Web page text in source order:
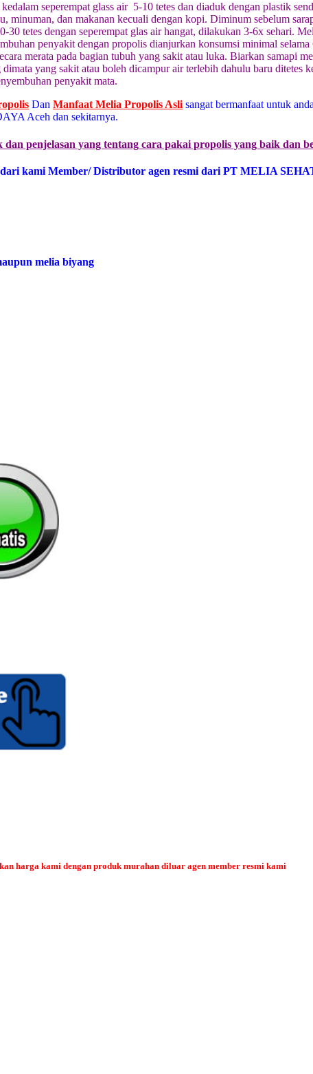
seperempat glass air 5-10 tetes dan diaduk dengan plastik
minuman, dan makanan kecuali dengan kopi. Diminum sebelum
tetes dengan seperempat glas air hangat, dilakukan 3-6x sehari.
penyakit dengan propolis dianjurkan konsumsi minimal selama
merata pada bagian tubuh yang sakit atau luka. Biarkan samapi
yang sakit atau boleh dicampur air terlebih dahulu baru ditetes
penyakit mata.
Dan Manfaat Melia Propolis Aslisangat bermanfaat untuk
Aceh dan sekitarnya.
penjelasan yang tentang cara pakai propolis yang baik dan
kami Member/ Distributor agen resmi dari PT MELIA
melia biyang
harga kami dengan produk murahan diluar agen member resmi kami